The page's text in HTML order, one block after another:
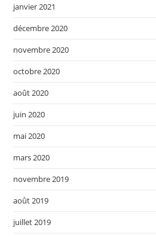
janvier 2021
décembre 2020
novembre 2020
octobre 2020
août 2020
juin 2020
mai 2020
mars 2020
novembre 2019
août 2019
juillet 2019